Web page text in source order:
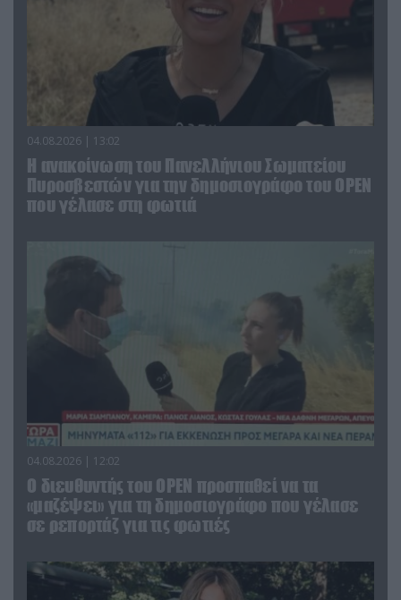
04.08.2026 | 13:02
Η ανακοίνωση του Πανελλήνιου Σωματείου
Πυροσβεστών για την δημοσιογράφο του OPEN
που γέλασε στη φωτιά
04.08.2026 | 12:02
O διευθυντής του OPEN προσπαθεί να τα
«μαζέψει» για τη δημοσιογράφο που γέλασε
σε ρεπορτάζ για τις φωτιές